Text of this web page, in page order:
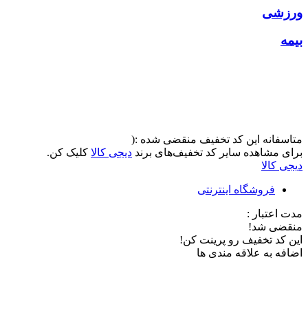
ورزشی
بیمه
متاسفانه این کد تخفیف منقضی شده :(
برای مشاهده سایر کد تخفیف‌های برند دیجی کالا کلیک کن.
دیجی کالا
فروشگاه اینترنتی
مدت اعتبار :
منقضی شد!
این کد تخفیف رو پرینت کن!
اضافه به علاقه مندی ها